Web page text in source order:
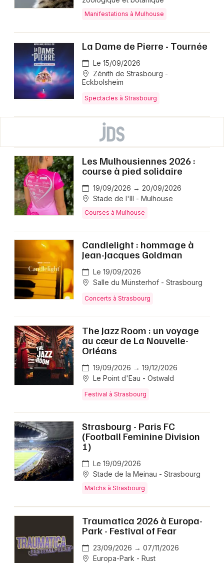
Manifestations à Mulhouse
La Dame de Pierre - Tournée
Le 15/09/2026
Zénith de Strasbourg -
Eckbolsheim
Spectacles à Strasbourg
Les Mulhousiennes 2026 :
course à pied solidaire
19/09/2026 → 20/09/2026
Stade de l'Ill - Mulhouse
Courses à Mulhouse
Candlelight : hommage à
Jean-Jacques Goldman
Le 19/09/2026
Salle du Münsterhof - Strasbourg
Concerts à Strasbourg
The Jazz Room : un voyage
au cœur de La Nouvelle-
Orléans
19/09/2026 → 19/12/2026
Le Point d'Eau - Ostwald
Festival à Strasbourg
Strasbourg - Paris FC
(Football Feminine Division
1)
Le 19/09/2026
Stade de la Meinau - Strasbourg
Matchs à Strasbourg
Traumatica 2026 à Europa-
Park - Festival of Fear
23/09/2026 → 07/11/2026
Europa-Park - Rust